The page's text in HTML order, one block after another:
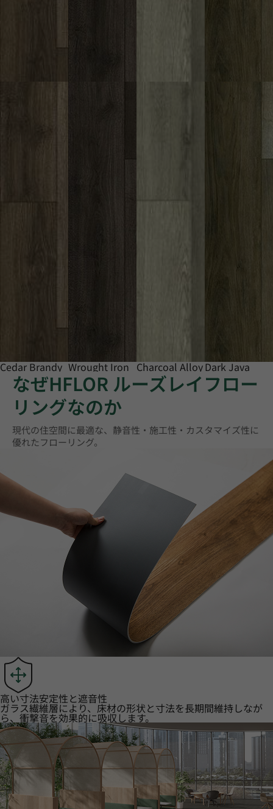
Cedar Brandy Wrought Iron Charcoal AlloyDark Java
なぜHFLOR ルーズレイフロー
リングなのか
現代の住空間に最適な、静音性・施工性・カスタマイズ性に
優れたフローリング。
高い寸法安定性と遮音性
ガラス繊維層により、床材の形状と寸法を長期間維持しなが
ら、衝撃音を効果的に吸収します。